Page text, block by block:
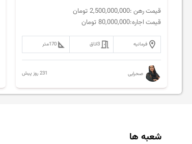
قیمت رهن :2,500,000,000 تومان
قیمت اجاره:80,000,000 تومان
فرمانیه 3اتاق 170متر
صحرایی 231 روز پیش
شعبه ها